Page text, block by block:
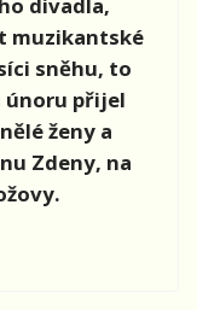
muzikantské
sněhu, to
únoru přijel
ženy a
Zdeny, na